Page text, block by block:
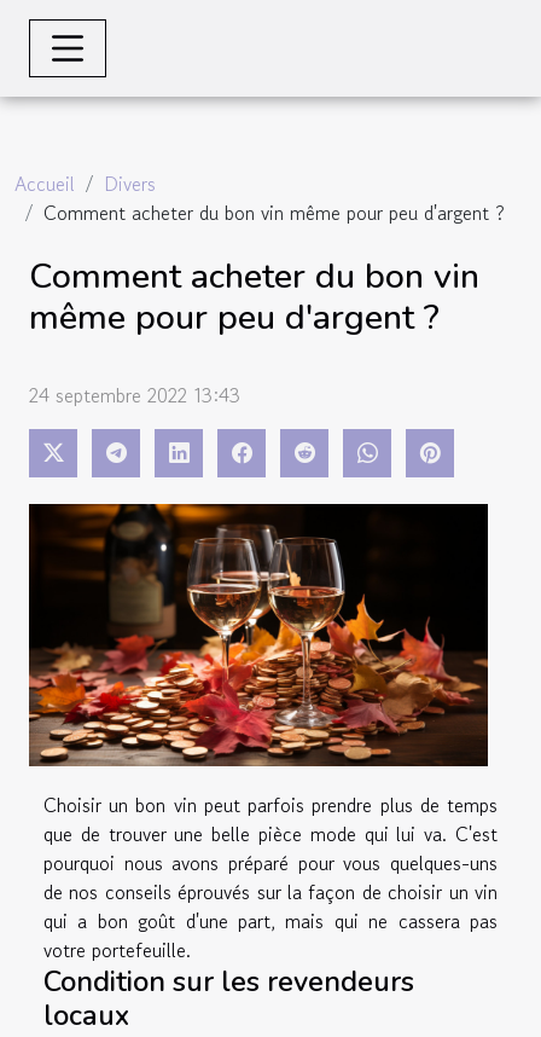
Accueil
Divers
Comment acheter du bon vin même pour peu d'argent ?
Comment acheter du bon vin
même pour peu d'argent ?
24 septembre 2022 13:43
Choisir un bon vin peut parfois prendre plus de temps
que de trouver une belle pièce mode qui lui va. C'est
pourquoi nous avons préparé pour vous quelques-uns
de nos conseils éprouvés sur la façon de choisir un vin
qui a bon goût d'une part, mais qui ne cassera pas
votre portefeuille.
Condition sur les revendeurs
locaux